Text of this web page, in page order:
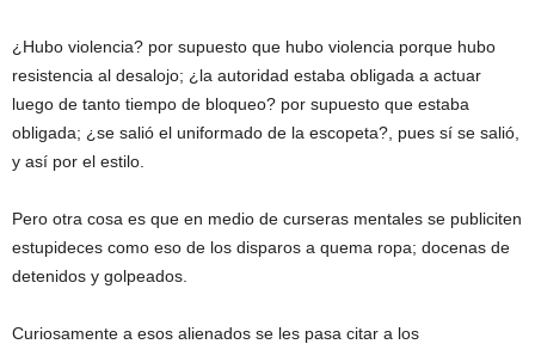
¿Hubo violencia? por supuesto que hubo violencia porque hubo
resistencia al desalojo; ¿la autoridad estaba obligada a actuar
luego de tanto tiempo de bloqueo? por supuesto que estaba
obligada; ¿se salió el uniformado de la escopeta?, pues sí se salió,
y así por el estilo.
Pero otra cosa es que en medio de curseras mentales se publiciten
estupideces como eso de los disparos a quema ropa; docenas de
detenidos y golpeados.
Curiosamente a esos alienados se les pasa citar a los